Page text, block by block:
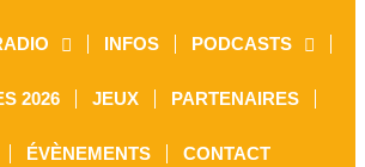
INFOS PODCASTS
2026 JEUX PARTENAIRES
ÉVÈNEMENTS CONTACT